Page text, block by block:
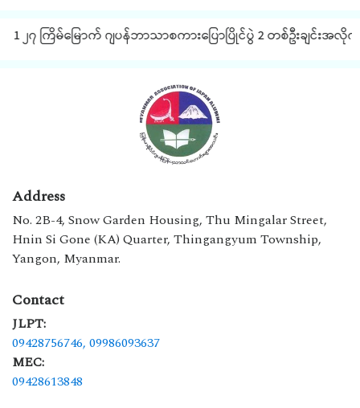
1 ၂၇ ကြိမ်မြောက် ဂျပန်ဘာသာစကားပြောပြိုင်ပွဲ 2 တစ်ဦးချင်းအလိုက်
Address
No. 2B-4, Snow Garden Housing, Thu Mingalar Street,
Hnin Si Gone (KA) Quarter, Thingangyum Township,
Yangon, Myanmar.
Contact
JLPT:
09428756746, 09986093637
MEC:
09428613848